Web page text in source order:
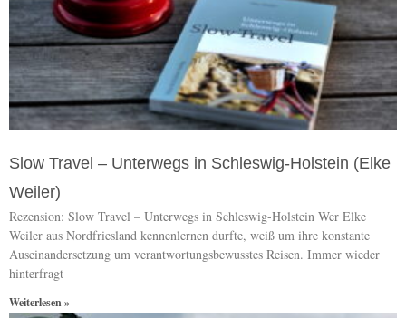
Slow Travel – Unterwegs in Schleswig-Holstein (Elke
Weiler)
Rezension: Slow Travel – Unterwegs in Schleswig-Holstein Wer Elke
Weiler aus Nordfriesland kennenlernen durfte, weiß um ihre konstante
Auseinandersetzung um verantwortungsbewusstes Reisen. Immer wieder
hinterfragt
Weiterlesen »